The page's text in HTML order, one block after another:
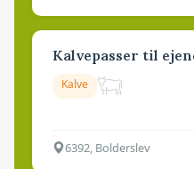
Kalvepasser til
Kalve
6392, Bolderslev